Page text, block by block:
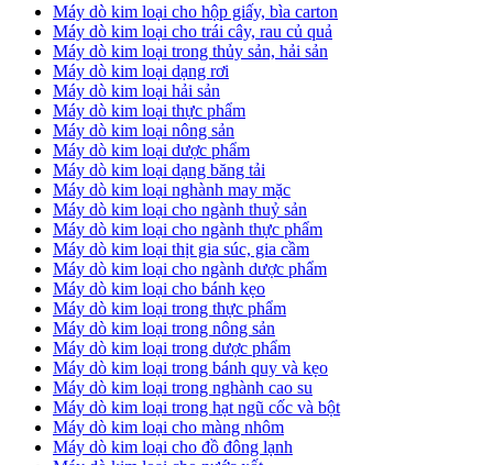
Máy dò kim loại cho hộp giấy, bìa carton
Máy dò kim loại cho trái cây, rau củ quả
Máy dò kim loại trong thủy sản, hải sản
Máy dò kim loại dạng rơi
Máy dò kim loại hải sản
Máy dò kim loại thực phẩm
Máy dò kim loại nông sản
Máy dò kim loại dược phẩm
Máy dò kim loại dạng băng tải
Máy dò kim loại nghành may mặc
Máy dò kim loại cho ngành thuỷ sản
Máy dò kim loại cho ngành thực phẩm
Máy dò kim loại thịt gia súc, gia cầm
Máy dò kim loại cho ngành dược phẩm
Máy dò kim loại cho bánh kẹo
Máy dò kim loại trong thực phẩm
Máy dò kim loại trong nông sản
Máy dò kim loại trong dược phẩm
Máy dò kim loại trong bánh quy và kẹo
Máy dò kim loại trong nghành cao su
Máy dò kim loại trong hạt ngũ cốc và bột
Máy dò kim loại cho màng nhôm
Máy dò kim loại cho đồ đông lạnh